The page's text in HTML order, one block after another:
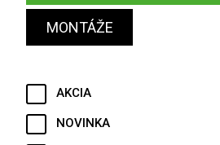
MONTÁŽE
AKCIA
NOVINKA